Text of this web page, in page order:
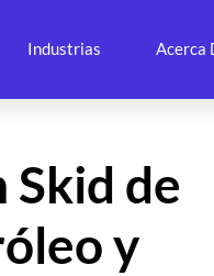
Industrias Acerca
de
y